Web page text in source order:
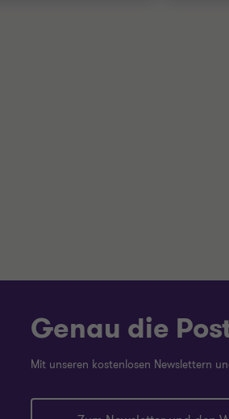
erfahren
TAX
Genau die
Mit unseren kostenlosen Newslettern